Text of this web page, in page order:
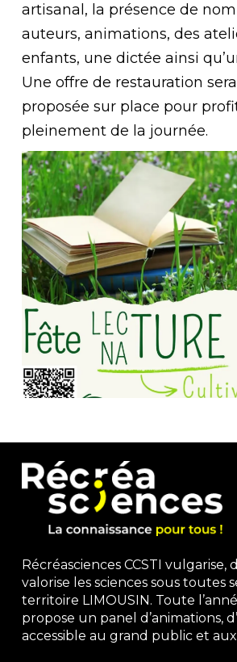
artisanal, la présence de
auteurs, animations, des
enfants, une dictée ainsi
Une offre de restauration
proposée sur place pour
pleinement de la journée.
Récréasciences CCSTI vulgarise,
valorise les sciences sous toutes
territoire LIMOUSIN. Toute
propose un panel d’animations,
accessible au grand public et aux